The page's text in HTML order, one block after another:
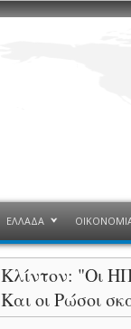
ΕΛΛΑΔΑ
Κλίντον: "Οι
Και οι Ρώσοι